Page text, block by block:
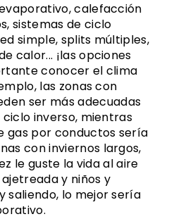
calefacción
sistemas de ciclo
simple, splits múltiples,
calor... ¡las opciones
conocer el clima
las zonas con
ser más adecuadas
inverso, mientras
gas por conductos sería
con inviernos largos,
le guste la vida al aire
y niños y
saliendo, lo mejor sería